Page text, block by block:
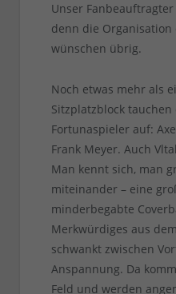
Unser
denn die
wünschen übrig.
Noch etwas mehr als
Sitzplatzblock tauchen
Fortunaspieler auf:
Frank Meyer. Auch
Man kennt sich, man
miteinander – eine
minderbegabte
Merkwürdiges aus
schwankt zwischen
Anspannung. Da
Feld und werden